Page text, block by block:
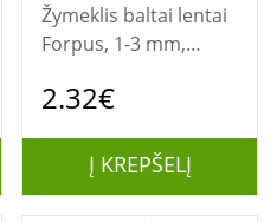
Žymeklis baltai lentai
Forpus, 1-3 mm,
raudonas
2.32€
Į KREPŠELĮ